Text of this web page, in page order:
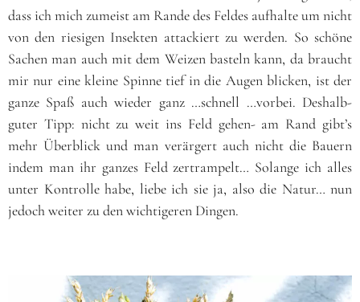
dass ich mich zumeist am Rande des Feldes aufhalte um nicht
von den riesigen Insekten attackiert zu werden. So schöne
Sachen man auch mit dem Weizen basteln kann, da braucht
mir nur eine kleine Spinne tief in die Augen blicken, ist der
ganze Spaß auch wieder ganz …schnell …vorbei. Deshalb-
guter Tipp: nicht zu weit ins Feld gehen- am Rand gibt’s
mehr Überblick und man verärgert auch nicht die Bauern
indem man ihr ganzes Feld zertrampelt… Solange ich alles
unter Kontrolle habe, liebe ich sie ja, also die Natur… nun
jedoch weiter zu den wichtigeren Dingen.